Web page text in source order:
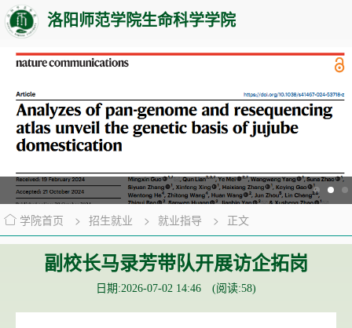
洛阳师范学院生命科学学院
学院首页 > 招生就业 > 就业指导 > 正文
副校长马录芳带队开展访企拓岗
日期:2026-07-02 14:46 (阅读:58)